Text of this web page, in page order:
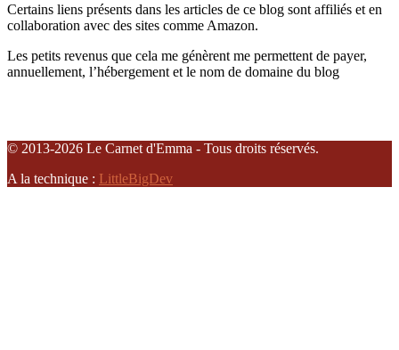
Certains liens présents dans les articles de ce blog sont affiliés et en
collaboration avec des sites comme Amazon.
Les petits revenus que cela me génèrent me permettent de payer,
annuellement, l’hébergement et le nom de domaine du blog
© 2013-2026 Le Carnet d'Emma - Tous droits réservés.
A la technique : LittleBigDev